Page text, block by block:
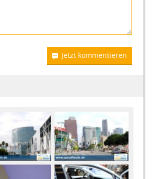
Jetzt kommentieren